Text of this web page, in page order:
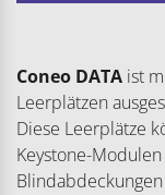
Coneo DATA ist
Leerplätzen
Diese Leerplätze
Keystone-